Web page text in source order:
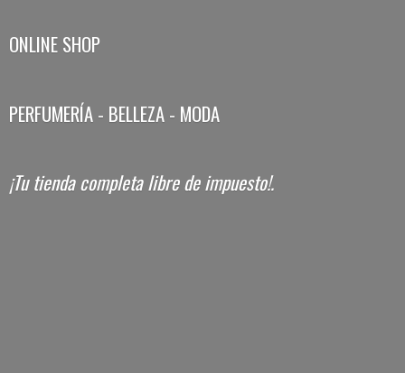
ONLINE SHOP
PERFUMERÍA - BELLEZA - MODA
¡Tu tienda completa librede impuesto!.